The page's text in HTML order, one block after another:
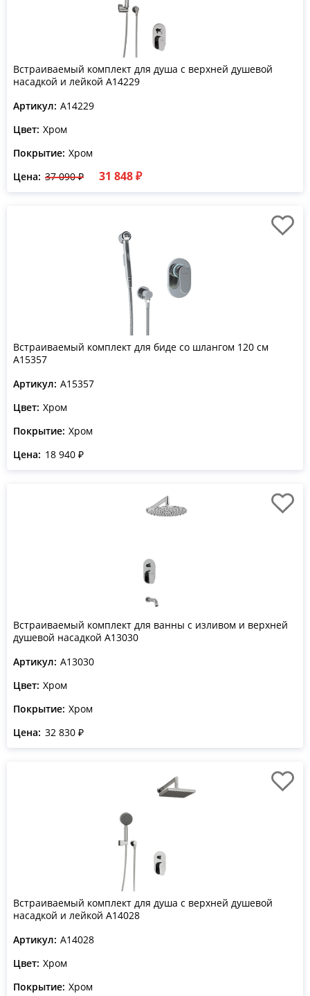
Встраиваемый комплект для душа с верхней душевой
насадкой и лейкой A14229
Артикул: A14229
Цвет: Хром
Покрытие: Хром
Цена: 37 090 ₽ 31 848 ₽
Встраиваемый комплект для биде со шлангом 120 см
A15357
Артикул: A15357
Цвет: Хром
Покрытие: Хром
Цена: 18 940 ₽
Встраиваемый комплект для ванны с изливом и верхней
душевой насадкой A13030
Артикул: A13030
Цвет: Хром
Покрытие: Хром
Цена: 32 830 ₽
Встраиваемый комплект для душа с верхней душевой
насадкой и лейкой A14028
Артикул: A14028
Цвет: Хром
Покрытие: Хром